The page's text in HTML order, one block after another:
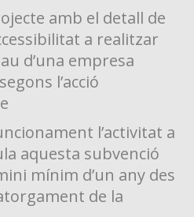
amb el detall de
a realitzar
d’una empresa
l’acció
l’activitat a
aquesta subvenció
mínim d’un any des
de la